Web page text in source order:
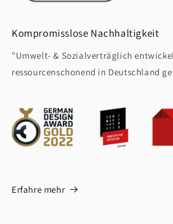
Kompromisslose Nachhaltigkeit
"Umwelt- & Sozialverträglich
ressourcenschonend in Deutschland
Erfahre mehr